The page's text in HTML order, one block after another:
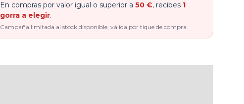
En compras por valor igual o superior a 50 €, recibes 1
gorra a elegir.
Campaña limitada al stock disponible, válida por tique de compra.